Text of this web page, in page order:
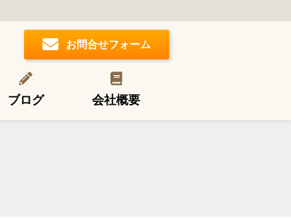
お問合せフォーム
ブログ 会社概要